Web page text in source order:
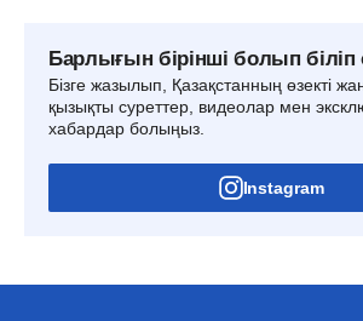
Барлығын бірінші болып
Бізге жазылып, Қазақстанның өзекті
қызықты суреттер, видеолар мен
хабардар болыңыз.
Instagram